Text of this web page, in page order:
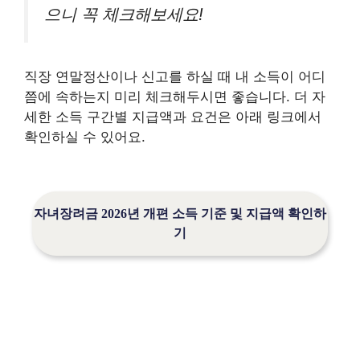
으니 꼭 체크해보세요!
직장 연말정산이나 신고를 하실 때 내 소득이 어디
쯤에 속하는지 미리 체크해두시면 좋습니다. 더 자
세한 소득 구간별 지급액과 요건은 아래 링크에서
확인하실 수 있어요.
자녀장려금 2026년 개편 소득 기준 및 지급액 확인하
기